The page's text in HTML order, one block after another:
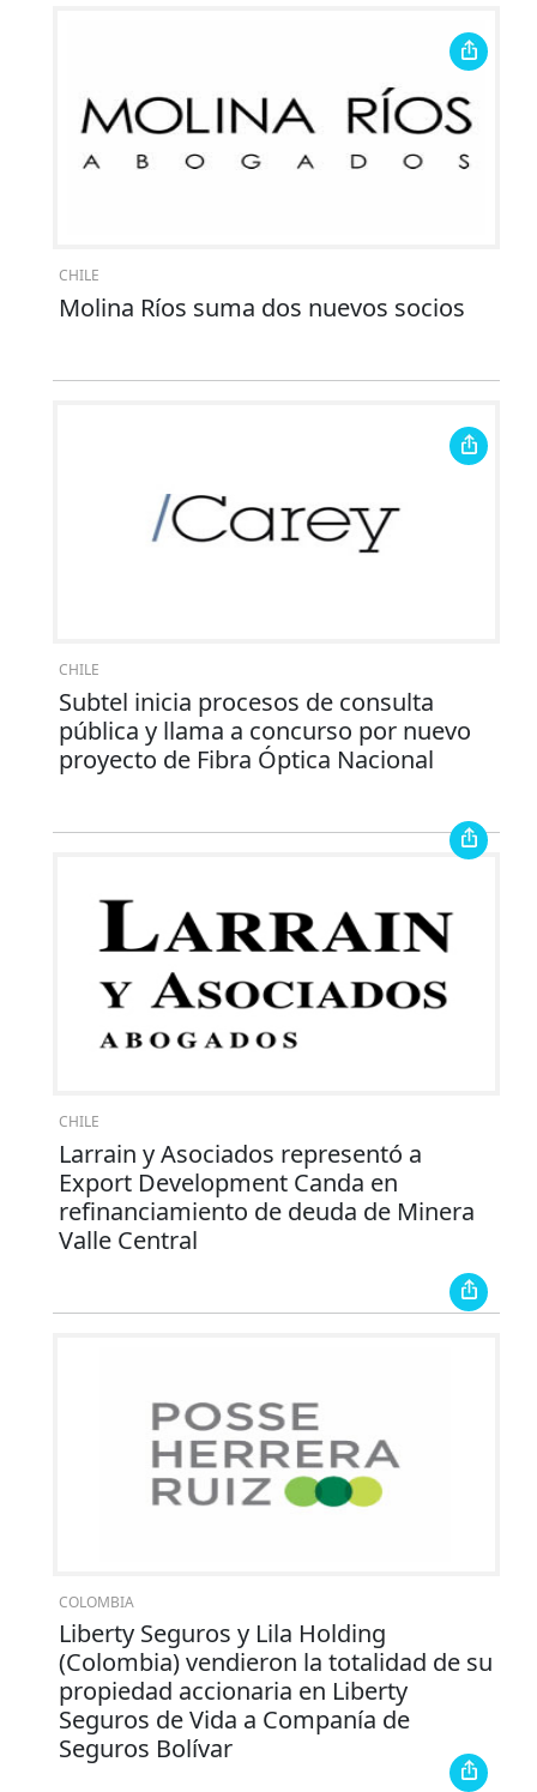
CHILE
Molina Ríos suma dos nuevos socios
CHILE
Subtel inicia procesos de consulta
pública y llama a concurso por nuevo
proyecto de Fibra Óptica Nacional
CHILE
Larrain y Asociados representó a
Export Development Canda en
refinanciamiento de deuda de Minera
Valle Central
COLOMBIA
Liberty Seguros y Lila Holding
(Colombia) vendieron la totalidad de su
propiedad accionaria en Liberty
Seguros de Vida a Companía de
Seguros Bolívar